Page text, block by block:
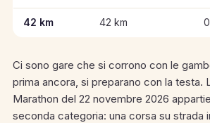
42 km 42 km
Ci sono gare che si corrono con le
prima ancora, si preparano con la testa.
Marathon del 22 novembre 2026
seconda categoria: una corsa su strada